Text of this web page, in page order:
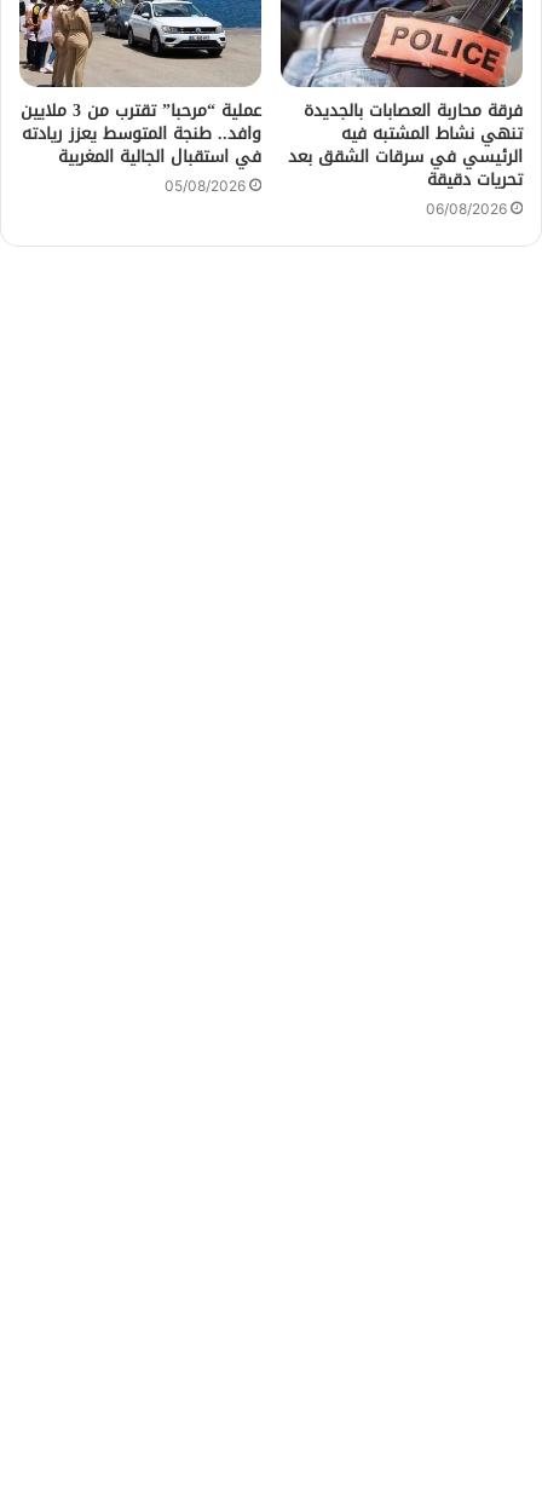
فرقة محاربة العصابات بالجديدة
تنهي نشاط المشتبه فيه
الرئيسي في سرقات الشقق بعد
تحريات دقيقة
06/08/2026
عملية “مرحبا” تقترب من 3 ملايين
وافد.. طنجة المتوسط يعزز ريادته
في استقبال الجالية المغربية
05/08/2026